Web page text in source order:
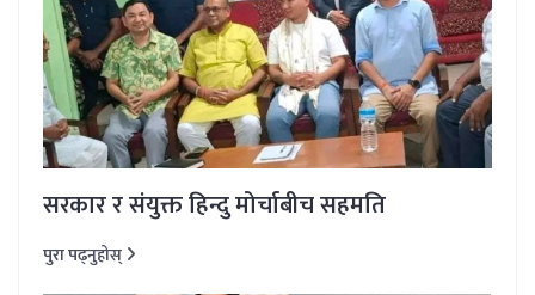
सरकार र संयुक्त हिन्दु मोर्चाबीच सहमति
पुरा पढ्नुहोस्